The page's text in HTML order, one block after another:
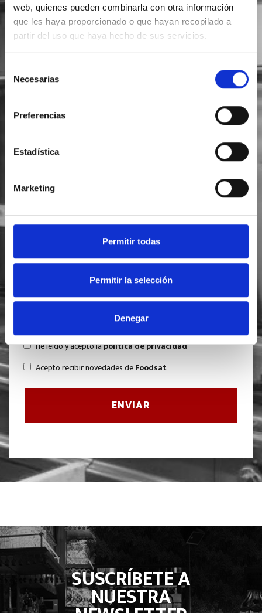
web, quienes pueden combinarla con otra información
que les haya proporcionado o que hayan recopilado a
partir del uso que haya hecho de sus servicios.
de Necesarias
Preferencias
Estadística
Marketing
Permitir todas
Permitir la selección
Denegar
SOLICITA INFORMACIÓN
He leído y acepto lapolítica de privacidad
Acepto recibir novedades deFoodsat
SUSCRÍBETE A
NUESTRA